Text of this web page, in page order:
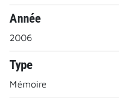
Année
2006
Type
Mémoire